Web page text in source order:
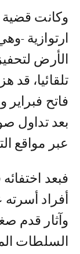
وكانت
ارتوازية -
الأرض
تلقائيا، قد
فاتح فبراير
بعد تداول
عبر مواقع
فبعد
أفراد
وآثار قدم
السلطات